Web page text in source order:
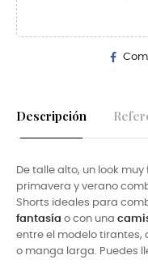
Descripción
De talle alto, un look
primavera y verano
Shorts ideales para
fantasía o con una
entre el modelo
o manga larga. Puedes